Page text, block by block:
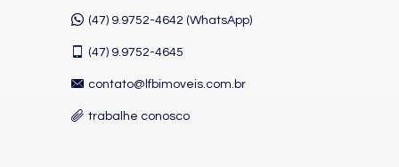
(47) 9.9752-4642 (WhatsApp)
(47) 9.9752-4645
contato@lfbimoveis.com.br
trabalhe conosco